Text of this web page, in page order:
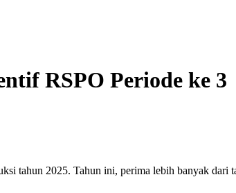
RSPO Periode ke 3
tahun 2025. Tahun ini, perima lebih banyak dari